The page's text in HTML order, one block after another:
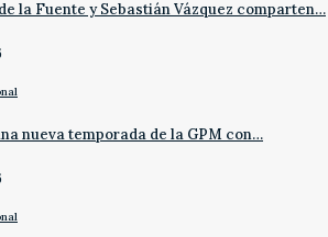
la Fuente y Sebastián Vázquez comparten…
nueva temporada de la GPM con…